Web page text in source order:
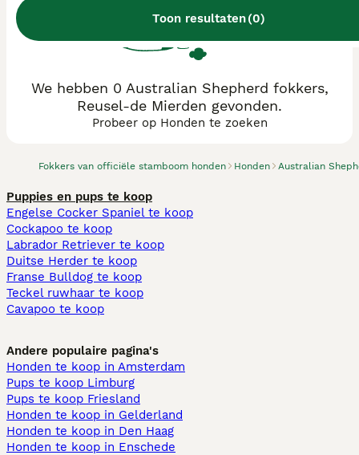
Toon resultaten(0)
Fokkers van officiële stamboom honden Honden Australian
We hebben 0 Australian Shepherd fokkers,
Reusel-de Mierden gevonden.
Probeer op Honden te zoeken
Puppies en pups te koop
Engelse Cocker Spaniel te koop
Cockapoo te koop
Labrador Retriever te koop
Duitse Herder te koop
Franse Bulldog te koop
Teckel ruwhaar te koop
Cavapoo te koop
Andere populaire pagina's
Honden te koop in Amsterdam
Pups te koop Limburg​
Pups te koop Friesland​
Honden te koop in Gelderland
Honden te koop in Den Haag
Honden te koop in Enschede